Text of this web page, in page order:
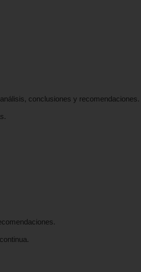
conclusiones y recomendaciones.